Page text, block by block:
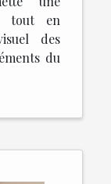
tout en
des
du